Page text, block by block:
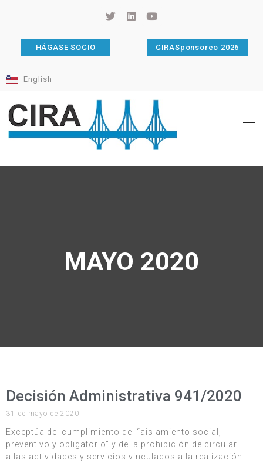
HÁGASE SOCIO CIRASponsoreo 2026
English
MAYO 2020
Decisión Administrativa 941/2020
31 de mayo de 2020
Exceptúa del cumplimiento del “aislamiento social,
preventivo y obligatorio” y de la prohibición de circular
a las actividades y servicios vinculados a la realización